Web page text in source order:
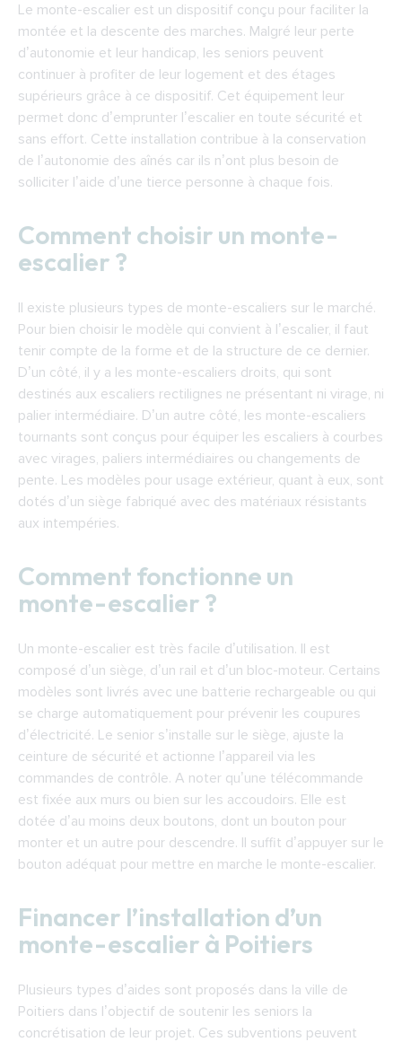
Poitiers
Trouver un installateur de monte-escaliers à
Poitiers
Le monte-escalier est un dispositif conçu pour faciliter la
montée et la descente des marches. Malgré leur perte
d’autonomie et leur handicap, les seniors peuvent
continuer à profiter de leur logement et des étages
supérieurs grâce à ce dispositif. Cet équipement leur
permet donc d’emprunter l’escalier en toute sécurité et
sans effort. Cette installation contribue à la conservation
de l’autonomie des aînés car ils n’ont plus besoin de
solliciter l’aide d’une tierce personne à chaque fois.
Comment choisir un monte-
escalier ?
Il existe plusieurs types de monte-escaliers sur le marché.
Pour bien choisir le modèle qui convient à l’escalier, il faut
tenir compte de la forme et de la structure de ce dernier.
D’un côté, il y a les monte-escaliers droits, qui sont
destinés aux escaliers rectilignes ne présentant ni virage, ni
palier intermédiaire. D’un autre côté, les monte-escaliers
tournants sont conçus pour équiper les escaliers à courbes
avec virages, paliers intermédiaires ou changements de
pente. Les modèles pour usage extérieur, quant à eux, sont
dotés d’un siège fabriqué avec des matériaux résistants
aux intempéries.
Comment fonctionne un
monte-escalier ?
Un monte-escalier est très facile d’utilisation. Il est
composé d’un siège, d’un rail et d’un bloc-moteur. Certains
modèles sont livrés avec une batterie rechargeable ou qui
se charge automatiquement pour prévenir les coupures
d’électricité. Le senior s’installe sur le siège, ajuste la
ceinture de sécurité et actionne l’appareil via les
commandes de contrôle. A noter qu’une télécommande
est fixée aux murs ou bien sur les accoudoirs. Elle est
dotée d’au moins deux boutons, dont un bouton pour
monter et un autre pour descendre. Il suffit d’appuyer sur le
bouton adéquat pour mettre en marche le monte-escalier.
Financer l’installation d’un
monte-escalier à Poitiers
Plusieurs types d’aides sont proposés dans la ville de
Poitiers dans l’objectif de soutenir les seniors la
concrétisation de leur projet. Ces subventions peuvent